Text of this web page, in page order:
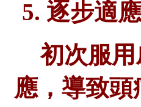
5. 逐步適應
初次服
應，導致